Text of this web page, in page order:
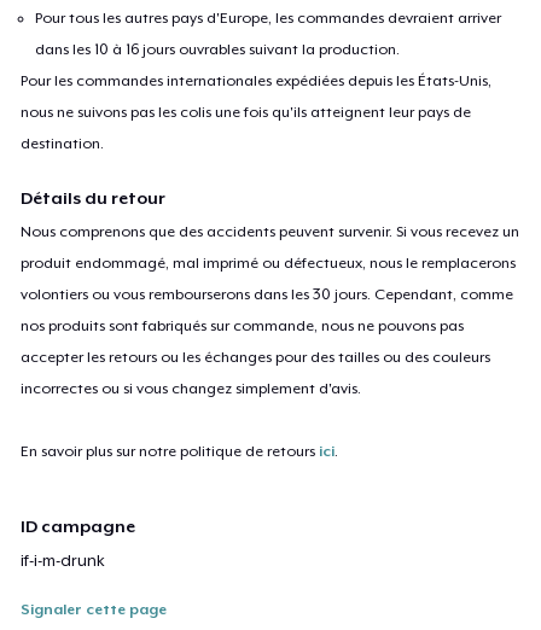
Pour tous les autres pays d'Europe, les commandes devraient arriver
dans les 10 à 16 jours ouvrables suivant la production.
Pour les commandes internationales expédiées depuis les États-Unis,
nous ne suivons pas les colis une fois qu'ils atteignent leur pays de
destination.
Détails du retour
Nous comprenons que des accidents peuvent survenir. Si vous recevez un
produit endommagé, mal imprimé ou défectueux, nous le remplacerons
volontiers ou vous rembourserons dans les 30 jours. Cependant, comme
nos produits sont fabriqués sur commande, nous ne pouvons pas
accepter les retours ou les échanges pour des tailles ou des couleurs
incorrectes ou si vous changez simplement d'avis.
En savoir plus sur notre politique de retours ici
ID campagne
if-i-m-drunk
Signaler cette page